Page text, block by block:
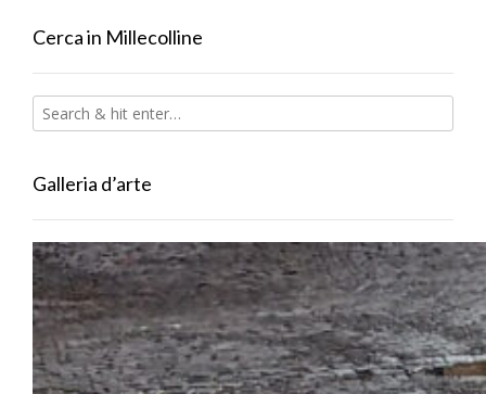
Cerca in Millecolline
Galleria d’arte